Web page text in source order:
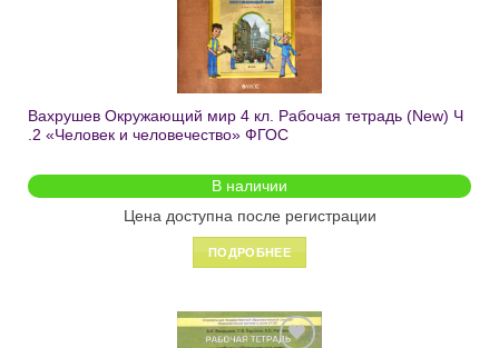
Вахрушев Окружающий мир 4 кл. Рабочая тетрадь (New) Ч
.2 «Человек и человечество» ФГОС
В наличии
Цена доступна после регистрации
ПОДРОБНЕЕ